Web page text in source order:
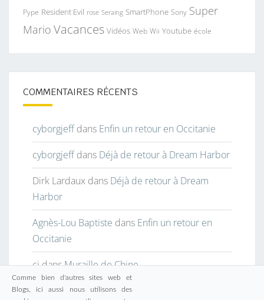
Pype Resident Evil rose Seraing SmartPhone Sony Super
Mario Vacances Vidéos Web Wii Youtube école
COMMENTAIRES RÉCENTS
cyborgjeffdans Enfin un retour en Occitanie
cyborgjeffdans Déjà de retour à Dream Harbor
Dirk Lardaux dans Déjà de retour à Dream
Harbor
Agnès-Lou Baptiste dans Enfin un retour en
Occitanie
cjdansMuraille de Chine
Comme bien d'autres sites web et
Blogs, ici aussi nous utilisons des